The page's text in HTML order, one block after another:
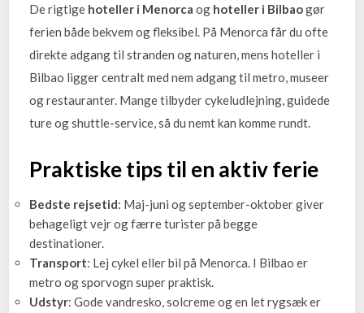
De rigtige hoteller i Menorca og hoteller i Bilbaogør
ferien både bekvem og fleksibel. På Menorca får du ofte
direkte adgang til stranden og naturen, mens hoteller i
Bilbao ligger centralt med nem adgang til metro, museer
og restauranter. Mange tilbyder cykeludlejning, guidede
ture og shuttle-service, så du nemt kan komme rundt.
Praktiske tips til en aktiv ferie
Bedste rejsetid: Maj-juni og september-oktober giver
behageligt vejr og færre turister på begge
destinationer.
Transport: Lej cykel eller bil på Menorca. I Bilbao er
metro og sporvogn super praktisk.
Udstyr: Gode vandresko, solcreme og en let rygsæk er